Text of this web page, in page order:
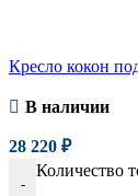
Кресло кокон
В наличии
28 220 ₽
-
Количество